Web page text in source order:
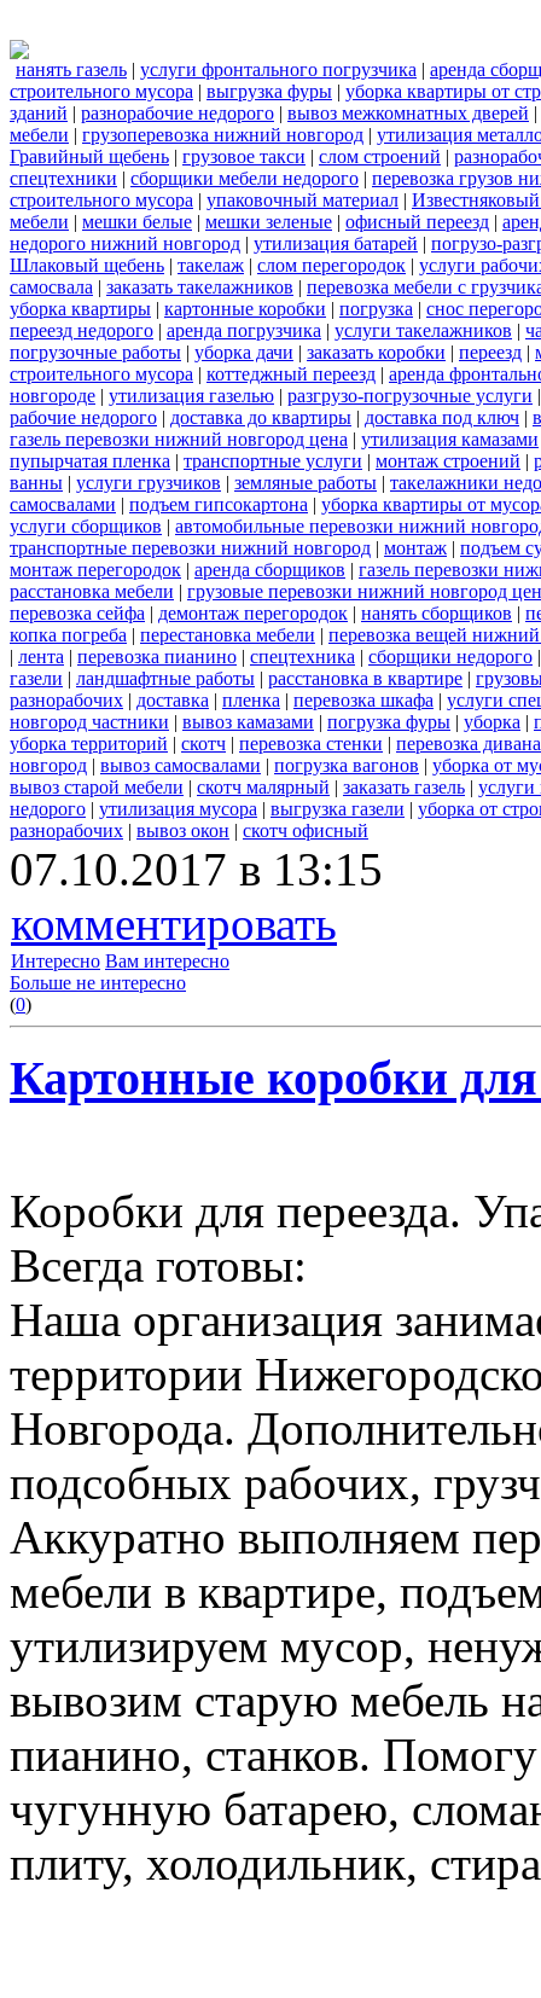
нанять газель | услуги фронтального погрузчика | аренда
строительного мусора | выгрузка фуры | уборка квартиры от
зданий | разнорабочие недорого | вывоз межкомнатных дверей |
мебели | грузоперевозка нижний новгород | утилизация
Гравийный щебень | грузовое такси | слом строений |
спецтехники | сборщики мебели недорого | перевозка грузов
строительного мусора | упаковочный материал |
мебели | мешки белые | мешки зеленые | офисный переезд |
недорого нижний новгород | утилизация батарей | погрузо-
Шлаковый щебень | такелаж | слом перегородок | услуги
самосвала | заказать такелажников | перевозка мебели с
уборка квартиры | картонные коробки | погрузка | снос
переезд недорого | аренда погрузчика | услуги такелажников |
погрузочные работы | уборка дачи | заказать коробки | переезд |
строительного мусора | коттеджный переезд | аренда
новгороде | утилизация газелью | разгрузо-погрузочные услуги
рабочие недорого | доставка до квартиры | доставка под ключ |
газель перевозки нижний новгород цена | утилизация камазами
пупырчатая пленка | транспортные услуги | монтаж строений |
ванны | услуги грузчиков | земляные работы | такелажники
самосвалами | подъем гипсокартона | уборка квартиры от
услуги сборщиков | автомобильные перевозки нижний
транспортные перевозки нижний новгород | монтаж | подъем
монтаж перегородок | аренда сборщиков | газель перевозки
расстановка мебели | грузовые перевозки нижний новгород
перевозка сейфа | демонтаж перегородок | нанять сборщиков |
копка погреба | перестановка мебели | перевозка вещей
| лента | перевозка пианино | спецтехника | сборщики недорого
газели | ландшафтные работы | расстановка в квартире |
разнорабочих | доставка | пленка | перевозка шкафа | услуги
новгород частники | вывоз камазами | погрузка фуры | уборка |
уборка территорий | скотч | перевозка стенки | перевозка дивана
новгород | вывоз самосвалами | погрузка вагонов | уборка от
вывоз старой мебели | скотч малярный | заказать газель | услуги
недорого | утилизация мусора | выгрузка газели | уборка от
разнорабочих | вывоз окон | скотч офисный
07.10.2017 в 13:15
комментировать
Интересно Вам интересно
Больше не интересно
(0)
Картонные коробки для
Коробки для переезда.
Всегда готовы:
Наша организация
территории
Новгорода.
подсобных рабочих,
Аккуратно выполняем
мебели в квартире,
утилизируем мусор,
вывозим старую мебель
пианино, станков.
чугунную батарею,
плиту, холодильник,